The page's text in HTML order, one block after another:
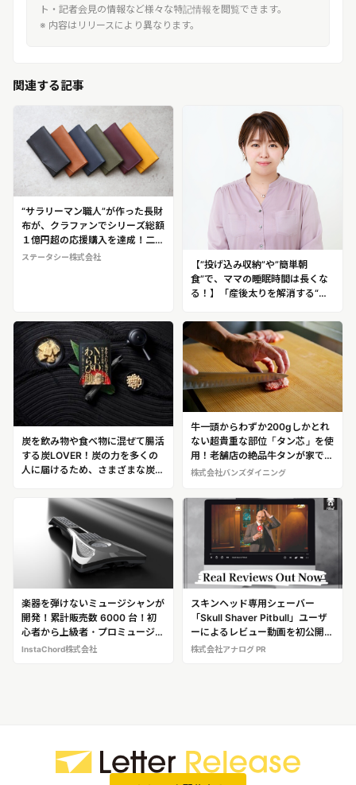
ト・記者会見の情報など様々な特記情報を閲覧できます。
※ 内容はリリースにより異なります。
関連する記事
“サラリーマン職人”が作った長財
布が、クラファンでシリーズ総額
１億円超の応援購入を達成！二刀
流職人が開発した“小さな長財
ステータシー株式会社
【”投げ込み収納”や”簡単朝
食”で、ママの睡眠時間は長くな
る！】「産後太りを解消する“ロ
き算育児”で実現できる！」と提
唱 “ひき算育児”のプロフェッシ
ョナル ねんねママ（和氣春花）
炭を飲み物や食べ物に混ぜて腸活
する炭LOVER！炭の力を多くの
人に届けるため、さまざまな炭商
ンズ・ラボ 代表 加藤 敏幸（か
とう・としゆき）
牛一頭からわずか200gしかとれ
ない超貴重な部位「タン芯」を使
用！老舗店の絶品牛タンが家でも
食べられる大人気の通販グルメ
ン”」
株式会社バンズダイニング
楽器を弾けないミュージシャンが
開発！累計販売数 6000 台！初
心者から上級者・プロミュージシ
ャンまで愛用する人気電子楽器楽
InstaChord株式会社
スキンヘッド専用シェーバー
「Skull Shaver Pitbull」ユーザ
ーによるレビュー動画を初公開
実際の使用感をリアルに紹介、購
株式会社アナログ PR